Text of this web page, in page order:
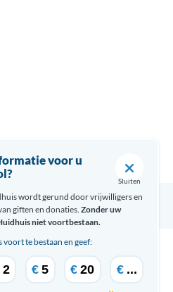
voor u
Sluiten
wordt gerund door vrijwilligers en
giften en donaties.Zonder uw
niet voortbestaan.
te bestaan en geef:
2 € 5 € 20 € ...